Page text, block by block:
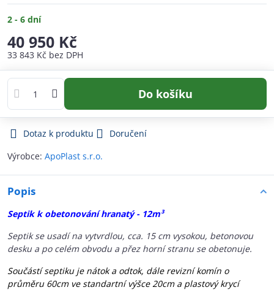
2 - 6 dní
40 950 Kč
33 843 Kč bez DPH
Do košíku
Dotaz k produktu
Doručení
Výrobce: ApoPlast s.r.o.
Popis
Septik k obetonování hranatý - 12m³
Septik se usadí na vytvrdlou, cca. 15 cm vysokou, betonovou
desku a po celém obvodu a přez horní stranu se obetonuje.
Součástí septiku je nátok a odtok, dále revizní komín o
průměru 60cm ve standartní výšce 20cm a plastový krycí